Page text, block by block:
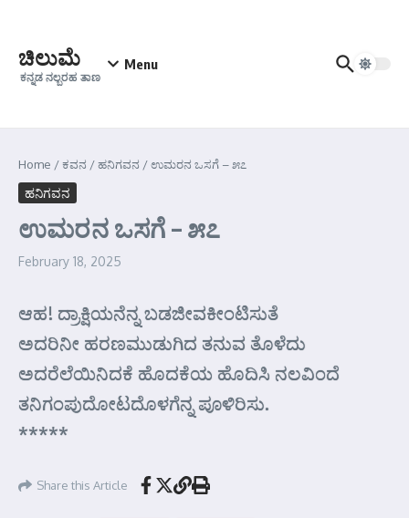
ಚಿಲುಮೆ
ಕನ್ನಡ ನಲ್ಬರಹ ತಾಣ
Menu
Home /ಕವನ /ಹನಿಗವನ /ಉಮರನ ಒಸಗೆ – ೫೭
ಹನಿಗವನ
ಉಮರನ ಒಸಗೆ – ೫೭
February 18, 2025
ಆಹ! ದ್ರಾಕ್ಷಿಯನೆನ್ನ ಬಡಜೀವಕೀಂಟಿಸುತೆ
ಅದರಿನೀ ಹರಣಮುಡುಗಿದ ತನುವ ತೊಳೆದು
ಅದರೆಲೆಯಿನಿದಕೆ ಹೊದಕೆಯ ಹೊದಿಸಿ ನಲವಿಂದೆ
ತನಿಗಂಪುದೋಟದೊಳಗೆನ್ನ ಪೂಳಿರಿಸು.
*****
Share this Article